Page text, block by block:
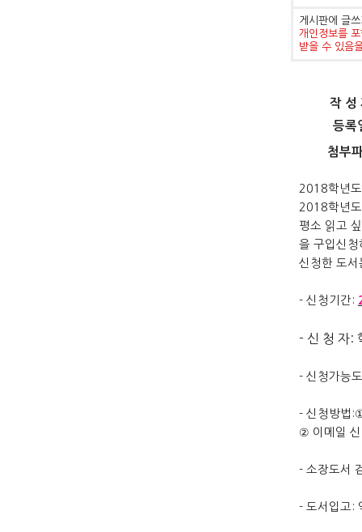
게시판에 글
개인정보를
받을 수 있음
작 성
등록
첨부
2018학년
2018학년
평소 읽고
을 구입신청
신청한 도
- 신청기간:
- 신 청 자:
- 신청가능
- 신청방법:
② 이메일
- 소장도서
- 도서입고: